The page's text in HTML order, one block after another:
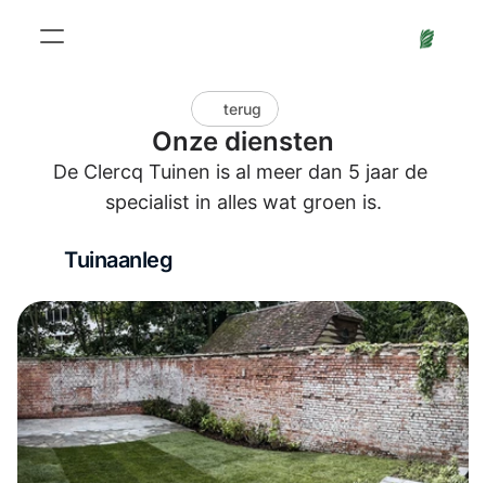
Diensten
Ons werk
Over ons
Contact
Bel ons
terug
Onze diensten
De Clercq Tuinen is al meer dan 5 jaar de
specialist in alles wat groen is.
Tuinaanleg